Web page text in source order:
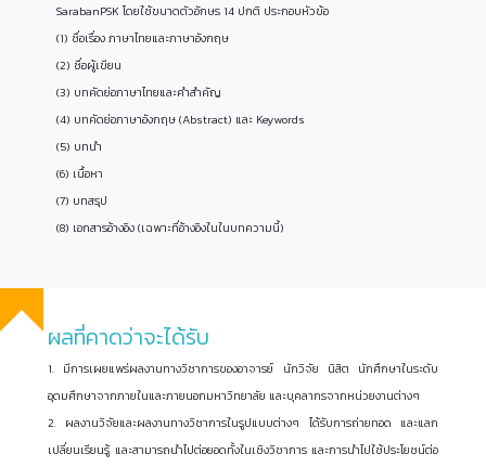
SarabanPSK โดยใช้ขนาดตัวอักษร 14 ปกติ ประกอบหัวข้อ
(1) ชื่อเรื่อง ภาษาไทยและภาษาอังกฤษ
(2) ชื่อผู้เขียน
(3) บทคัดย่อภาษาไทยและคำสำคัญ
(4) บทคัดย่อภาษาอังกฤษ (Abstract) และ Keywords
(5) บทนำ
(6) เนื้อหา
(7) บทสรุป
(8) เอกสารอ้างอิง (เฉพาะที่อ้างอิงในในบทความนี้)
ผลที่คาดว่าจะได้รับ
1. มีการเผยแพร่ผลงานทางวิชาการของอาจารย์ นักวิจัย นิสิต นักศึกษาในระดับ
อุดมศึกษาจากภายในและภายนอกมหาวิทยาลัย และบุคลากรจากหน่วยงานต่างๆ
2. ผลงานวิจัยและผลงานทางวิชาการในรูปแบบต่างๆ ได้รับการถ่ายทอด และแลก
เปลี่ยนเรียนรู้ และสามารถนำไปต่อยอดทั้งในเชิงวิชาการ และการนำไปใช้ประโยชน์ต่อ